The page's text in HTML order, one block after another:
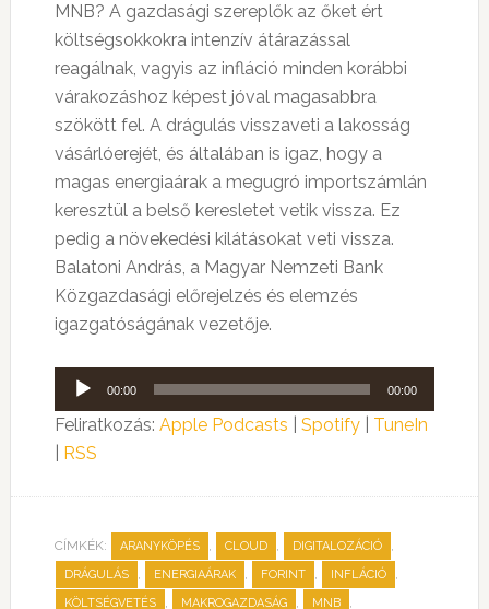
MNB? A gazdasági szereplők az őket ért
költségsokkokra intenzív átárazással
reagálnak, vagyis az infláció minden korábbi
várakozáshoz képest jóval magasabbra
szökött fel. A drágulás visszaveti a lakosság
vásárlóerejét, és általában is igaz, hogy a
magas energiaárak a megugró importszámlán
keresztül a belső keresletet vetik vissza. Ez
pedig a növekedési kilátásokat veti vissza.
Balatoni András, a Magyar Nemzeti Bank
Közgazdasági előrejelzés és elemzés
igazgatóságának vezetője.
Audió
lejátszó
00:00 00:00
Feliratkozás: Apple Podcasts Spotify| TuneIn
RSS
CÍMKÉK: ARANYKÖPÉS , CLOUD , DIGITALOZÁCIÓ ,
DRÁGULÁS , ENERGIAÁRAK , FORINT , INFLÁCIÓ ,
KÖLTSÉGVETÉS , MAKROGAZDASÁG , MNB ,